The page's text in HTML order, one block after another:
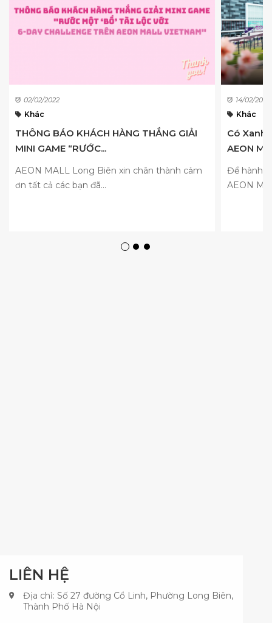
02/02/2022
Khác
THÔNG BÁO KHÁCH HÀNG THẮNG GIẢI
MINI GAME “RƯỚC...
AEON MALL Long Biên xin chân thành cảm
ơn tất cả các bạn đã...
14/02/2026
Khác
Có Xanh
AEON
Để hành
AEON
LIÊN HỆ
Địa chỉ: Số 27 đường Cổ Linh, Phường Long Biên,
Thành Phố Hà Nội